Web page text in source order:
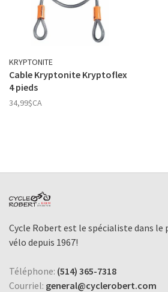
KRYPTONITE
Cable Kryptonite Kryptoflex
4 pieds
34,99$CA
Cycle Robert est le spécialiste dans
vélo depuis 1967!
Téléphone: (514) 365-7318
Courriel: general@cyclerobert.com